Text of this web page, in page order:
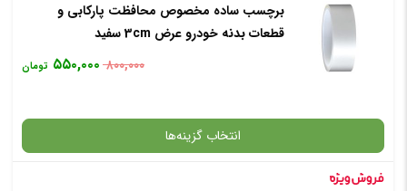
گارانتی
✧ چت با پشتیبان واتس آپ
برچسب ساده مخصوص محافظت پارکابی و
قطعات بدنه خودرو عرض 3cm سفید
۸۰۰,۰۰۰ ۵۵۰,۰۰۰ تومان
انتخاب گزینه‌ها